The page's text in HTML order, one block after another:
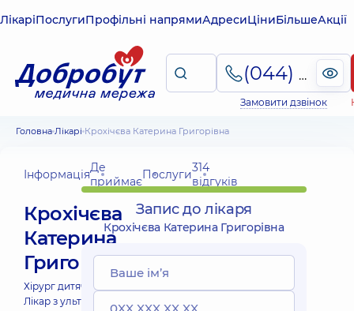
ЛікаріПослугиПрофільні напрямиАдресиЦіниБільшеАкції
(044) 495-2-888
Замовити дзвінок
Головна Лікарі Крохічєва Катерина Григорівна
ІнформаціяДе
приймаєПослуги314
відгуків
Крохічєва
Катерина
Григорівна
Хірург дитячий;
Лікар з ультразвукової діагностики;
Запис до лікаря
Крохічєва Катерина Григорівна